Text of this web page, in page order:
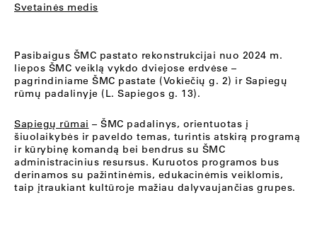
Svetainės medis
Pasibaigus ŠMC pastato rekonstrukcijai nuo 2024 m.
liepos ŠMC veiklą vykdo dviejose erdvėse –
pagrindiniame ŠMC pastate (Vokiečių g. 2) ir Sapiegų
rūmų padalinyje (L. Sapiegos g. 13).
Sapiegų rūmai – ŠMC padalinys, orientuotas į
šiuolaikybės ir paveldo temas, turintis atskirą programą
ir kūrybinę komandą bei bendrus su ŠMC
administracinius resursus. Kuruotos programos bus
derinamos su pažintinėmis, edukacinėmis veiklomis,
taip įtraukiant kultūroje mažiau dalyvaujančias grupes.